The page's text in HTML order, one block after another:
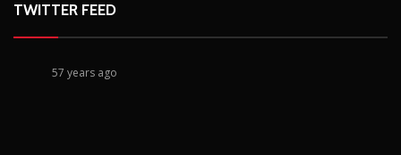
TWITTER FEED
57 years ago